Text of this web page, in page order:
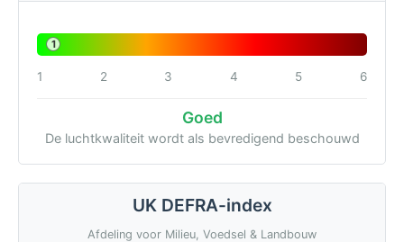
1
1 2 3 4 5 6
Goed
De luchtkwaliteit wordt als bevredigend beschouwd
UK DEFRA-index
Afdeling voor Milieu, Voedsel & Landbouw